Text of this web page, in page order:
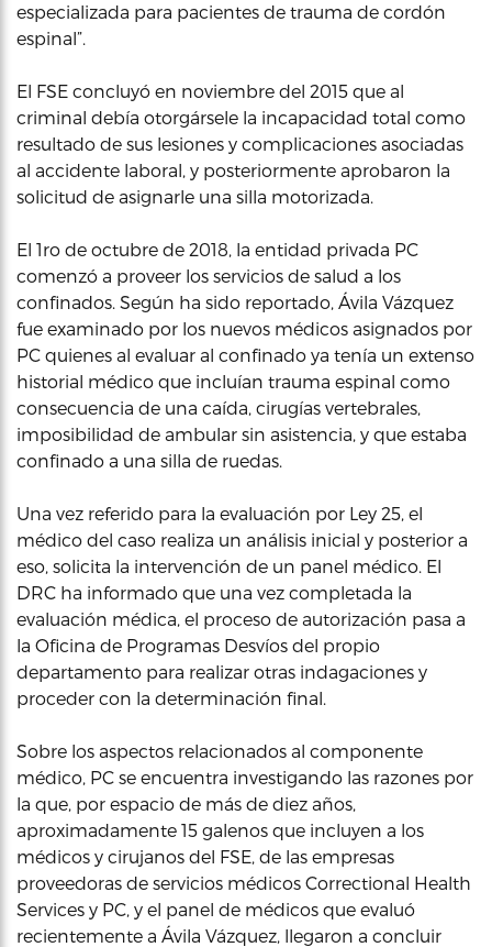
especializada para pacientes de trauma de cordón
espinal”.
El FSE concluyó en noviembre del 2015 que al
criminal debía otorgársele la incapacidad total como
resultado de sus lesiones y complicaciones asociadas
al accidente laboral, y posteriormente aprobaron la
solicitud de asignarle una silla motorizada.
El 1ro de octubre de 2018, la entidad privada PC
comenzó a proveer los servicios de salud a los
confinados. Según ha sido reportado, Ávila Vázquez
fue examinado por los nuevos médicos asignados por
PC quienes al evaluar al confinado ya tenía un extenso
historial médico que incluían trauma espinal como
consecuencia de una caída, cirugías vertebrales,
imposibilidad de ambular sin asistencia, y que estaba
confinado a una silla de ruedas.
Una vez referido para la evaluación por Ley 25, el
médico del caso realiza un análisis inicial y posterior a
eso, solicita la intervención de un panel médico. El
DRC ha informado que una vez completada la
evaluación médica, el proceso de autorización pasa a
la Oficina de Programas Desvíos del propio
departamento para realizar otras indagaciones y
proceder con la determinación final.
Sobre los aspectos relacionados al componente
médico, PC se encuentra investigando las razones por
la que, por espacio de más de diez años,
aproximadamente 15 galenos que incluyen a los
médicos y cirujanos del FSE, de las empresas
proveedoras de servicios médicos Correctional Health
Services y PC, y el panel de médicos que evaluó
recientemente a Ávila Vázquez, llegaron a concluir